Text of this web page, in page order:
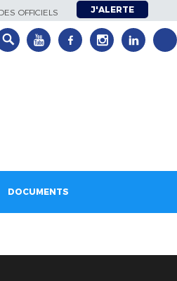
OFFICIELS J'ALERTE
DOCUMENTS